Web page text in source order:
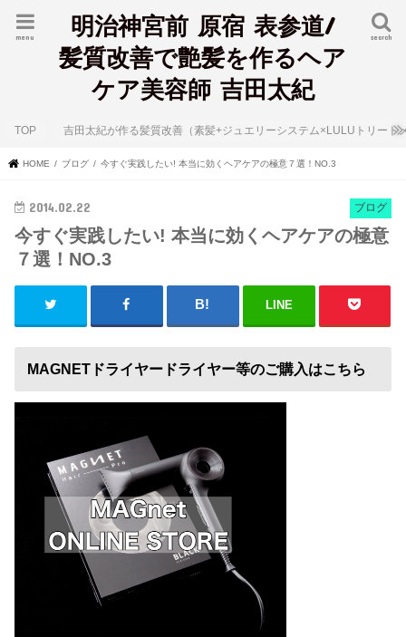
明治神宮前 原宿 表参道/
髪質改善で艶髪を作るヘア
ケア美容師 吉田太紀
search
menu
TOP 吉田太紀が作る髪質改善（素髪+ジュエリーシステム×LULUトリート
HOME ブログ 今すぐ実践したい! 本当に効くヘアケアの極意７選！NO.3
ブログ
2014.02.22
今すぐ実践したい! 本当に効くヘアケアの極意
７選！NO.3
LINE
MAGNETドライヤードライヤー等のご購入はこちら